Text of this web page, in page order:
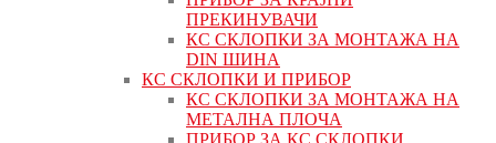
ПРЕКИНУВАЧИ
КС СКЛОПКИ ЗА МОНТАЖА НА
DIN ШИНА
КС СКЛОПКИ И ПРИБОР
КС СКЛОПКИ ЗА МОНТАЖА НА
МЕТАЛНА ПЛОЧА
ПРИБОР ЗА КС СКЛОПКИ